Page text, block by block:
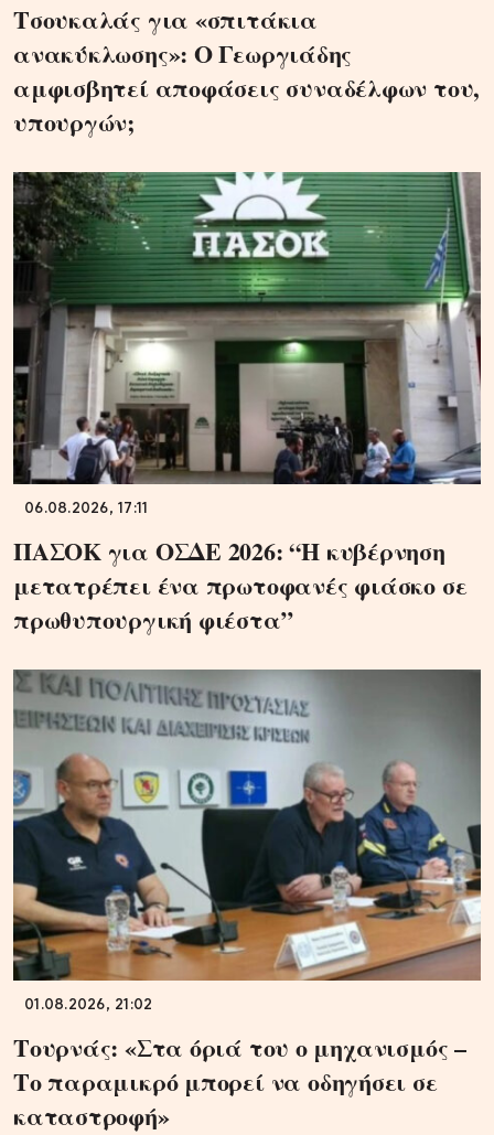
Τσουκαλάς για «σπιτάκια
ανακύκλωσης»: Ο Γεωργιάδης
αμφισβητεί αποφάσεις συναδέλφων του,
υπουργών;
06.08.2026, 17:11
ΠΑΣΟΚ για ΟΣΔΕ 2026: “Η κυβέρνηση
μετατρέπει ένα πρωτοφανές φιάσκο σε
πρωθυπουργική φιέστα”
01.08.2026, 21:02
Τουρνάς: «Στα όριά του ο μηχανισμός –
Το παραμικρό μπορεί να οδηγήσει σε
καταστροφή»